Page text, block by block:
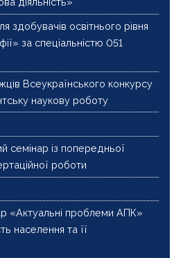
здобувачів освітнього рівня
за спеціальністю 051
Всеукраїнського конкурсу
наукову роботу
семінар із попередньої
роботи
«Актуальні проблеми АПК»
населення та її